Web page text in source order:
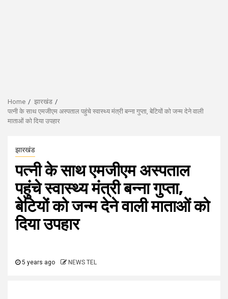
Home
झारखंड
पत्नी के साथ एमजीएम अस्पताल पहुंचे स्वास्थ्य मंत्री बन्ना गुप्ता, बेटियों को जन्म देने वाली
माताओं को दिया उपहार
झारखंड
पत्नी के साथ एमजीएम अस्पताल
पहुंचे स्वास्थ्य मंत्री बन्ना गुप्ता,
बेटियों को जन्म देने वाली माताओं को
दिया उपहार
5 years ago NEWS TEL